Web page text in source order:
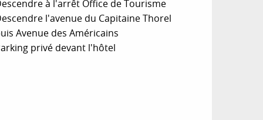
à l'arrêt Office de Tourisme
l'avenue du Capitaine Thorel
Avenue des Américains
privé devant l'hôtel